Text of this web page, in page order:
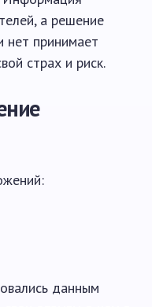
а решение
нет принимает
страх и риск.
данным